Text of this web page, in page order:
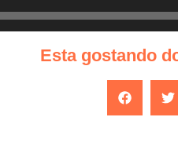
Esta gostando